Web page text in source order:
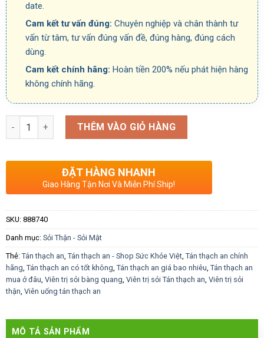
date.
Cam kết tư vấn đúng: Chuyên nghiệp và chân thành tư
vấn từ tâm, tư vấn đúng vấn đề, đúng hàng, đúng cách
dùng.
Cam kết chính hãng: Hoàn tiền 200% nếu phát hiện hàng
không chính hãng.
Số lượng THÊM VÀO GIỎ HÀNG
ĐẶT HÀNG NHANH
Giao Hàng Tận Nơi Và Miễn Phí Ship!
SKU: 888740
Danh mục: Sỏi Thận - Sỏi Mật
Thẻ: Tán thạch an Tán thạch an - Shop Sức Khỏe Việt, Tán thạch an chính
hãng Tán thạch an có tốt không Tán thạch an giá bao nhiêu Tán thạch an
mua ở đâu Viên trị sỏi bàng quang Viên trị sỏi Tán thạch an Viên trị sỏi
thận Viên uống tán thạch an
MÔ TẢ SẢN PHẨM